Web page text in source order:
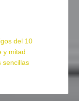
del 10
y mitad
sencillas